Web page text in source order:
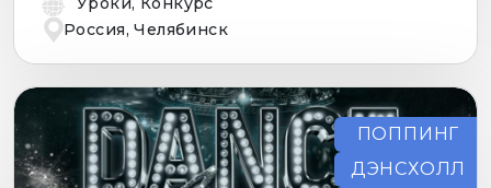
Россия, Челябинск
ПОППИНГ
ДЭНСХОЛЛ